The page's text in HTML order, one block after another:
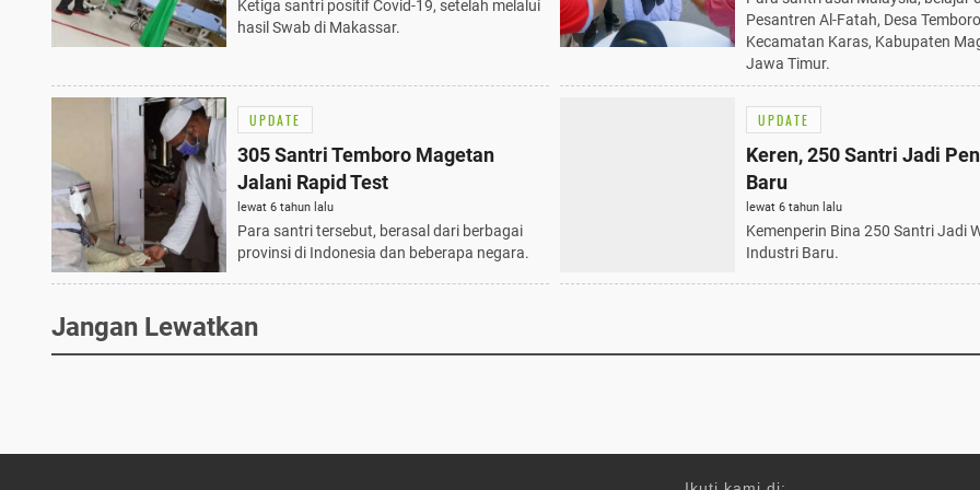
Ketiga santri positif Covid-19, setelah melalui
hasil Swab di Makassar.
Pesantren Al-Fatah, Desa
Kecamatan Karas, Kabupaten
Jawa Timur.
UPDATE
305 Santri Temboro Magetan
Jalani Rapid Test
lewat 6 tahun lalu
Para santri tersebut, berasal dari berbagai
provinsi di Indonesia dan beberapa negara.
UPDATE
Keren, 250 Santri Jadi
Baru
lewat 6 tahun lalu
Kemenperin Bina 250 Santri Jadi
Industri Baru.
Jangan Lewatkan